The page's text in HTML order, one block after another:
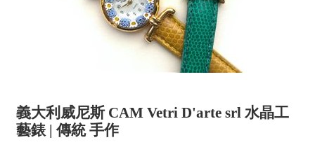
義大利威尼斯 CAM Vetri D'arte srl 水晶工
藝錶 | 傳統 手作